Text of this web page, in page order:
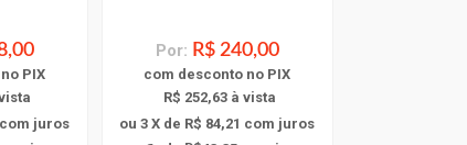
no PIX
com juros
Por: R$ 240,00
com desconto no PIX
R$ 252,63 à vista
ou 3 X de R$ 84,21 com juros